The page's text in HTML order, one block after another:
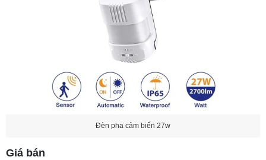
Đèn pha cảm biến 27w
Giá bán